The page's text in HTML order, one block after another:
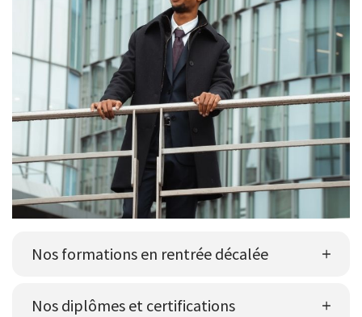
Nos formations en rentrée décalée
Nos diplômes et certifications